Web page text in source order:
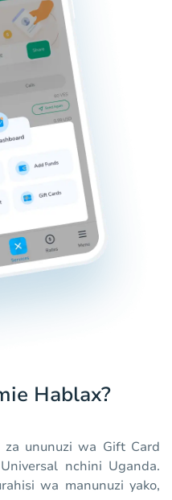
Hablax?
ununuzi wa Gift Card
nchini Uganda.
wa manunuzi yako,